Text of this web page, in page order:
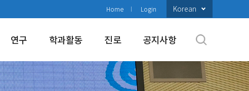
Home Login Korean
연구 학과활동 진로 공지사항